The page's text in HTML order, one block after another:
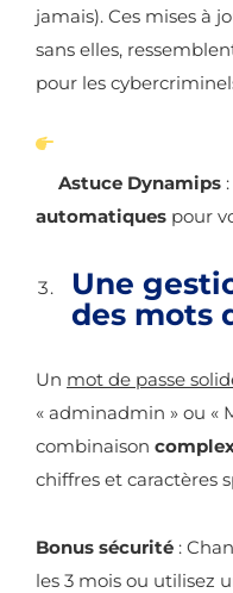
jamais). Ces mises à
sans elles,
pour les
Astuce Dynamips
automatiques pour
Une
des mots
Un mot de passe
« adminadmin » ou «
combinaison
chiffres et caractères
Bonus sécurité :
les 3 mois ou utilisez